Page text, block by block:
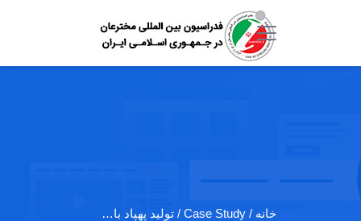
خانه / Case Study / تولید پهپاد با…